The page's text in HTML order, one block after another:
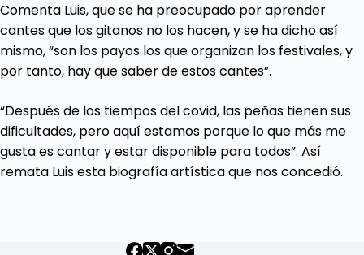
Comenta Luis, que se ha preocupado por aprender
cantes que los gitanos no los hacen, y se ha dicho así
mismo, “son los payos los que organizan los festivales, y
por tanto, hay que saber de estos cantes”.
“Después de los tiempos del covid, las peñas tienen sus
dificultades, pero aquí estamos porque lo que más me
gusta es cantar y estar disponible para todos”. Así
remata Luis esta biografía artística que nos concedió.